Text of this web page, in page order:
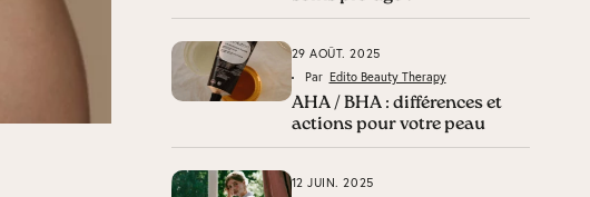
29 AOÛT. 2025
Par Edito Beauty Therapy
AHA / BHA : différences et
actions pour votre peau
12 JUIN. 2025